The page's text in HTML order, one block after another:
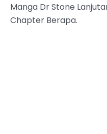
Manga Dr Stone
Chapter Berapa.